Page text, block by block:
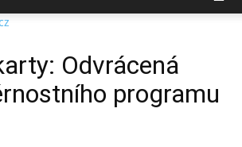
Odvrácená
programu